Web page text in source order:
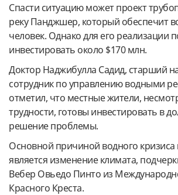
Спасти ситуацию может проект
реку Панджшер, который обеспечит
человек. Однако для его реализации
инвестировать около $170 млн.
Доктор Наджибулла Садид, старший
сотрудник по управлению водными
отметил, что местные жители,
трудности, готовы инвестировать в
решение проблемы.
Основной причиной водного кризиса
является изменение климата,
Вебер Овьедо Пинто из
Красного Креста.